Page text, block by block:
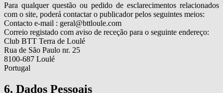
Para qualquer questão ou pedido de esclarecimentos relacionados
com o site, poderá contactar o publicador pelos seguintes meios:
Contacto e-mail : geral@bttloule.com
Correio registado com aviso de receção para o seguinte endereço:
Club BTT Terra de Loulé
Rua de São Paulo nr. 25
8100-687 Loulé
Portugal
6. Dados Pessoais